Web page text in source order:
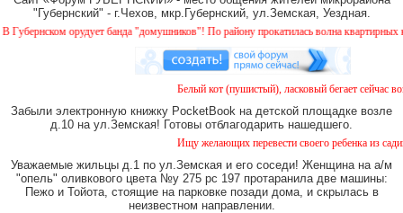
"Губернский" - г.Чехов, мкр.Губернский, ул.Земская, Уездная.
орудует банда "домушников"! По району прокатилась волна квартирных
Белый кот (пушистый), ласковый бегает сейчас
Забыли электронную книжку PocketBook на детской площадке возле
д.10 на ул.Земская! Готовы отблагодарить нашедшего.
Ищу желающих перевести своего ребенка из
Уважаемые жильцы д.1 по ул.Земская и его соседи! Женщина на а/м
"опель" оливкового цвета №у 275 рс 197 протаранила две машины:
Пежо и Тойота, стоящие на парковке позади дома, и скрылась в
неизвестном направлении.